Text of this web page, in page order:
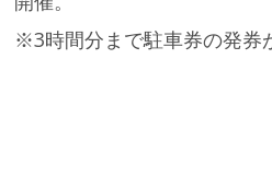
※3時間分まで駐車券の発券